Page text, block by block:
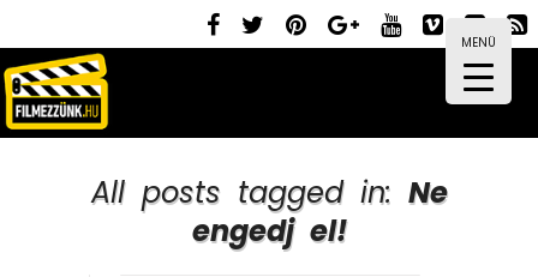
MENÜ
All posts tagged in: Ne
engedj el!